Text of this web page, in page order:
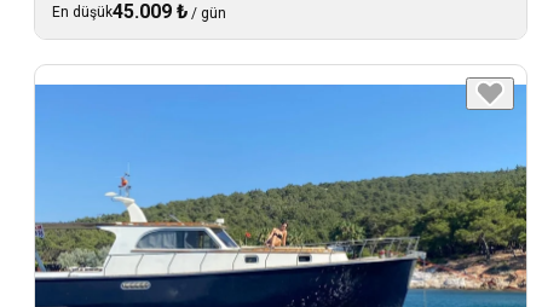
En düşük45.009 ₺ / gün